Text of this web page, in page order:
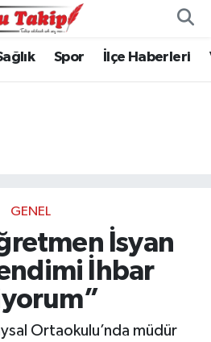
Spor İlçe Haberleri
GENEL
İsyan
İhbar
Ortaokulu’nda müdür